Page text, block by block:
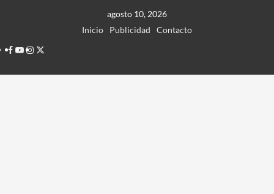
agosto 10, 2026
Inicio
Publicidad
Contacto
Facebook
Youtube
Instagram
Twitter